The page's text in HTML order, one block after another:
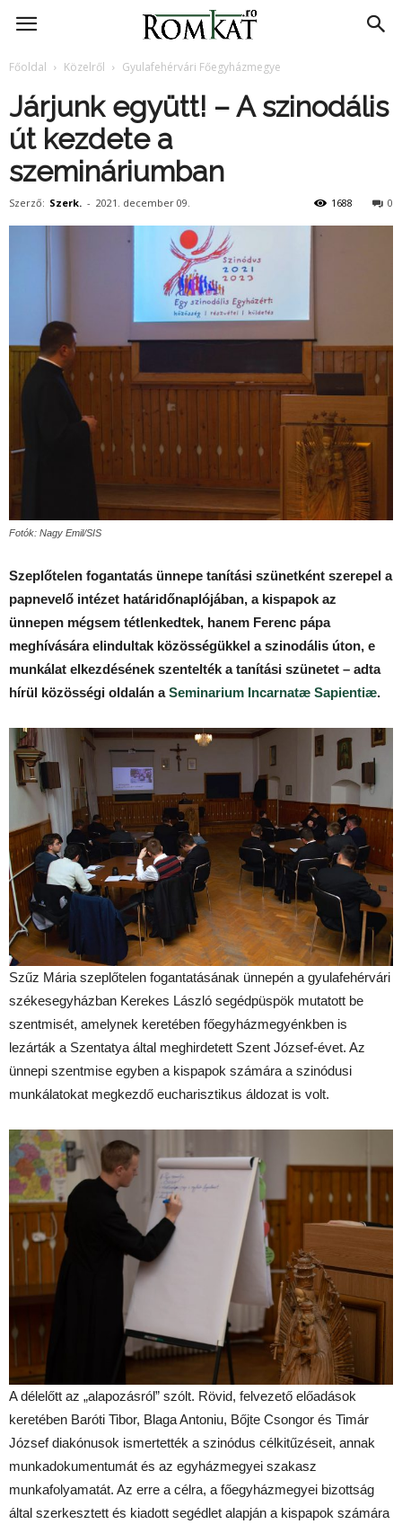
RomKat.ro
Főoldal Közelről Gyulafehérvári Főegyházmegye
Járjunk együtt! – A szinodális
út kezdete a
szemináriumban
Szerző: Szerk. - 2021. december 09. 0
1688
Fotók: Nagy Emil/SIS
Szeplőtelen fogantatás ünnepe tanítási szünetként szerepel a
papnevelő intézet határidőnaplójában, a kispapok az
ünnepen mégsem tétlenkedtek, hanem Ferenc pápa
meghívására elindultak közösségükkel a szinodális úton, e
munkálat elkezdésének szentelték a tanítási szünetet – adta
hírül közösségi oldalán aSeminarium Incarnatæ Sapientiæ.
Szűz Mária szeplőtelen fogantatásának ünnepén a gyulafehérvári
székesegyházban Kerekes László segédpüspök mutatott be
szentmisét, amelynek keretében főegyházmegyénkben is
lezárták a Szentatya által meghirdetett Szent József-évet. Az
ünnepi szentmise egyben a kispapok számára a szinódusi
munkálatokat megkezdő eucharisztikus áldozat is volt.
A délelőtt az „alapozásról” szólt. Rövid, felvezető előadások
keretében Baróti Tibor, Blaga Antoniu, Bőjte Csongor és Timár
József diakónusok ismertették a szinódus célkitűzéseit, annak
munkadokumentumát és az egyházmegyei szakasz
munkafolyamatát. Az erre a célra, a főegyházmegyei bizottság
által szerkesztett és kiadott segédlet alapján a kispapok számára